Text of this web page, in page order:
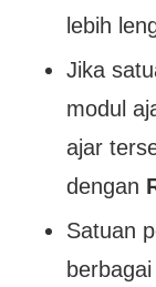
lebih
Jika
modul
ajar
dengan
Satuan